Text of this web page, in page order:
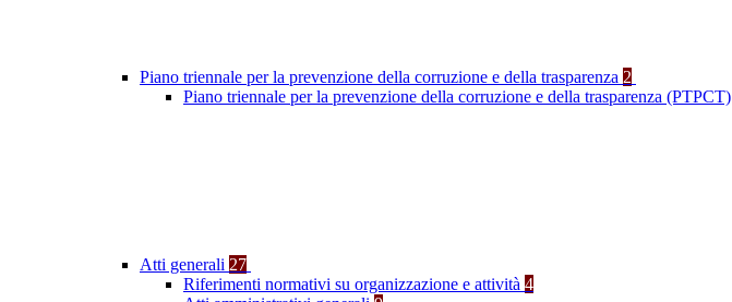
Piano triennale per la prevenzione della corruzione e della trasparenza 2
Piano triennale per la prevenzione della corruzione e della trasparenza (PTPCT)
Atti generali 27
Riferimenti normativi su organizzazione e attività 4